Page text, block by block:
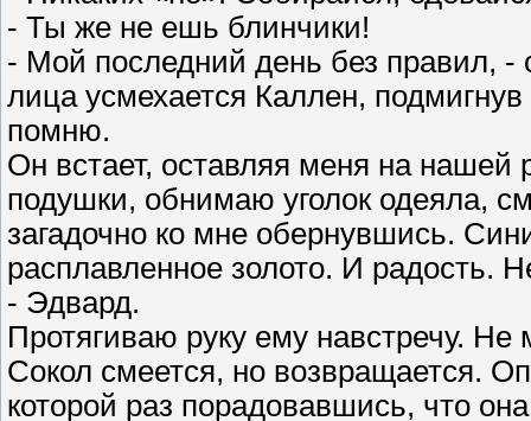
- Ты же не ешь блинчики!
- Мой последний день без правил,
лица усмехается Каллен,
помню.
Он встает, оставляя меня на
подушки, обнимаю уголок одеяла,
загадочно ко мне обернувшись.
расплавленное золото. И радость.
- Эдвард.
Протягиваю руку ему навстречу. Не
Сокол смеется, но возвращается.
которой раз порадовавшись, что